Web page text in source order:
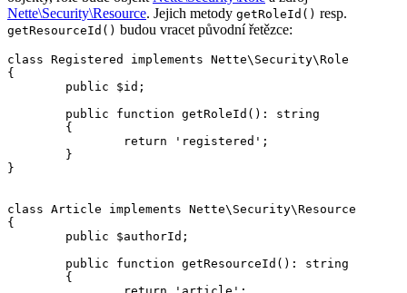
Nette\Security\Resource. Jejich metody getRoleId() resp.
getResourceId() budou vracet původní řetězce:
class Registered implements Nette\Security\Role
{
}
class Article implements Nette\Security\Resource
{